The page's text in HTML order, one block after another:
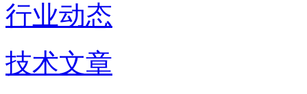
行业动态
技术文章